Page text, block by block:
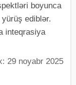
boyunca
ediblər.
inteqrasiya
noyabr 2025